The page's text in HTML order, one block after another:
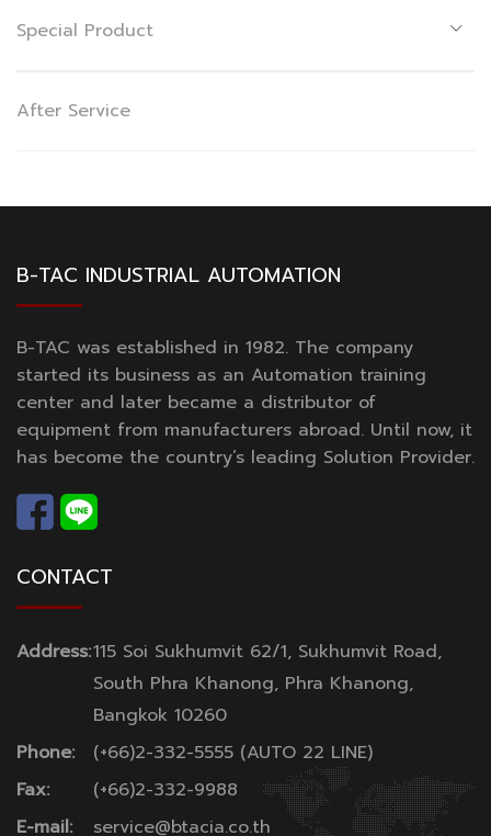
Special Product
After Service
B-TAC INDUSTRIAL AUTOMATION
B-TAC was established in 1982. The company
started its business as an Automation training
center and later became a distributor of
equipment from manufacturers abroad. Until now, it
has become the country’s leading Solution Provider.
CONTACT
Address:115 Soi Sukhumvit 62/1, Sukhumvit Road,
South Phra Khanong, Phra Khanong,
Bangkok 10260
Phone:
(+66)2-332-5555 (AUTO 22 LINE)
Fax:
(+66)2-332-9988
E-mail:
service@btacia.co.th